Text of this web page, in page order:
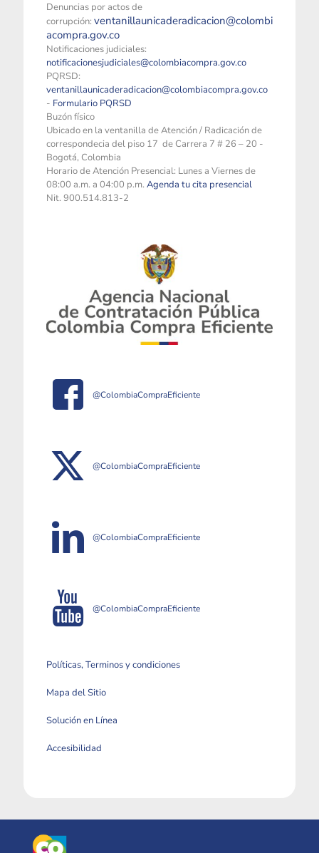
Denuncias por actos de
corrupción: ventanillaunicaderadicacion@colombi
acompra.gov.co
Notificaciones judiciales:
notificacionesjudiciales@colombiacompra.gov.co
PQRSD:
ventanillaunicaderadicacion@colombiacompra.gov.co
- Formulario PQRSD
Buzón físico
Ubicado en la ventanilla de Atención / Radicación de
correspondecia del piso 17 de Carrera 7 # 26 – 20 -
Bogotá, Colombia
Horario de Atención Presencial: Lunes a Viernes de
08:00 a.m. a 04:00 p.m. Agenda tu cita presencial
Nit. 900.514.813-2
@ColombiaCompraEficiente
@ColombiaCompraEficiente
@ColombiaCompraEficiente
@ColombiaCompraEficiente
Políticas, Terminos y condiciones
Mapa del Sitio
Solución en Línea
Accesibilidad